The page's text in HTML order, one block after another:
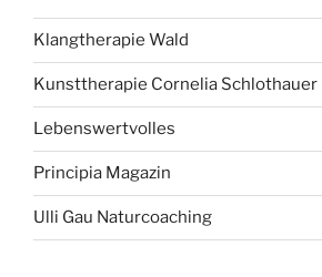
Klangtherapie Wald
Kunsttherapie Cornelia Schlothauer
Lebenswertvolles
Principia Magazin
Ulli Gau Naturcoaching